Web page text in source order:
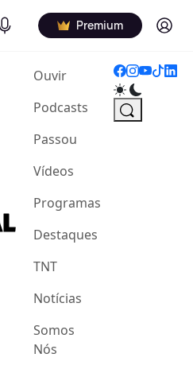
Podcasts Premium Log in
Ouvir(current)
Podcasts
Passou
Vídeos
Programas
Destaques
TNT
Notícias
Somos
Nós